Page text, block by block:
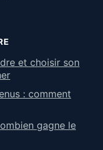
et choisir son
: comment
gagne le